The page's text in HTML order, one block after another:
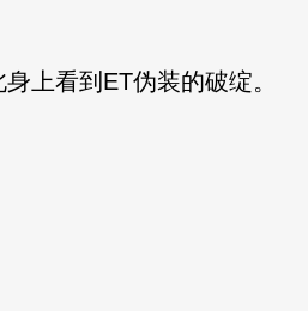
上看到ET伪装的破绽。